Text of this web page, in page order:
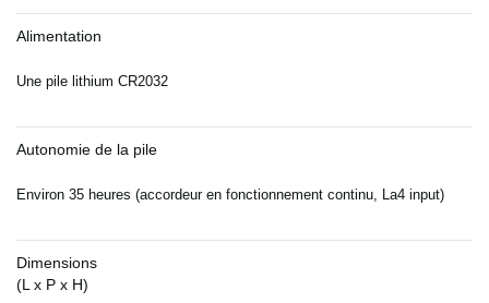
Alimentation
Une pile lithium CR2032
Autonomie de la pile
Environ 35 heures (accordeur en fonctionnement continu, La4 input)
Dimensions
(L x P x H)